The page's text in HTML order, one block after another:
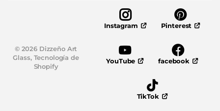
© 2026 Dizzeño Art
Glass, Tecnología de
Shopify
Instagram Pinterest
YouTube facebook
TikTok